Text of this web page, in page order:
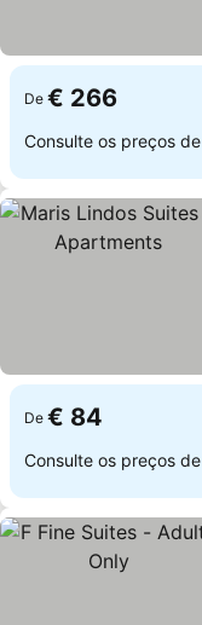
De € 266
Consulte os preços de
De € 84
Consulte os preços de